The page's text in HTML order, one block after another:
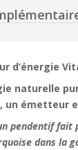
d’énergie
naturelle
un émetteur
pendentif fait
dans la